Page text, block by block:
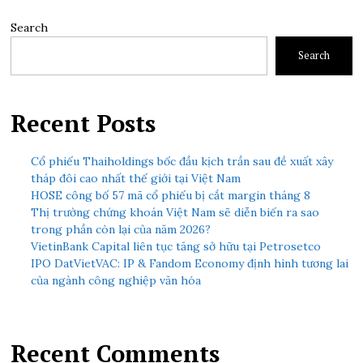
Search
Search
Recent Posts
Cổ phiếu Thaiholdings bốc đầu kịch trần sau đề xuất xây
tháp đôi cao nhất thế giới tại Việt Nam
HOSE công bố 57 mã cổ phiếu bị cắt margin tháng 8
Thị trường chứng khoán Việt Nam sẽ diễn biến ra sao
trong phần còn lại của năm 2026?
VietinBank Capital liên tục tăng sở hữu tại Petrosetco
IPO DatVietVAC: IP & Fandom Economy định hình tương lai
của ngành công nghiệp văn hóa
Recent Comments